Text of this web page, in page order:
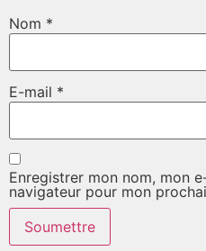
Nom *
E-mail *
Enregistrer mon nom, mon
navigateur pour mon